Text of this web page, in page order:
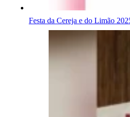
Festa da Cereja e do Limão